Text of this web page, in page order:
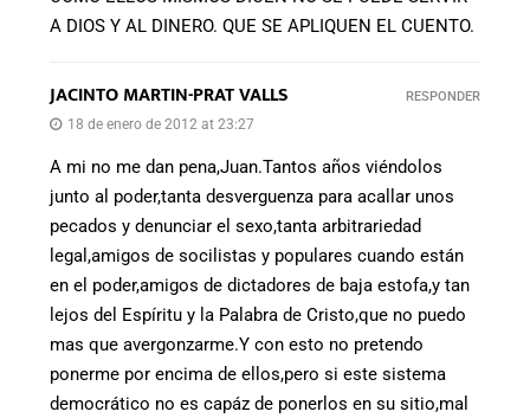
A DIOS Y AL DINERO. QUE SE APLIQUEN EL CUENTO.
JACINTO MARTIN-PRAT VALLS
18 de enero de 2012 at 23:27
A mi no me dan pena,Juan.Tantos años viéndolos
junto al poder,tanta desverguenza para acallar unos
pecados y denunciar el sexo,tanta arbitrariedad
legal,amigos de socilistas y populares cuando están
en el poder,amigos de dictadores de baja estofa,y tan
lejos del Espíritu y la Palabra de Cristo,que no puedo
mas que avergonzarme.Y con esto no pretendo
ponerme por encima de ellos,pero si este sistema
democrático no es capáz de ponerlos en su sitio,mal
RESPONDER